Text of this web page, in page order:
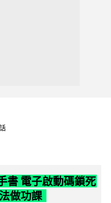
書 電子啟動碼鎖死
做功課